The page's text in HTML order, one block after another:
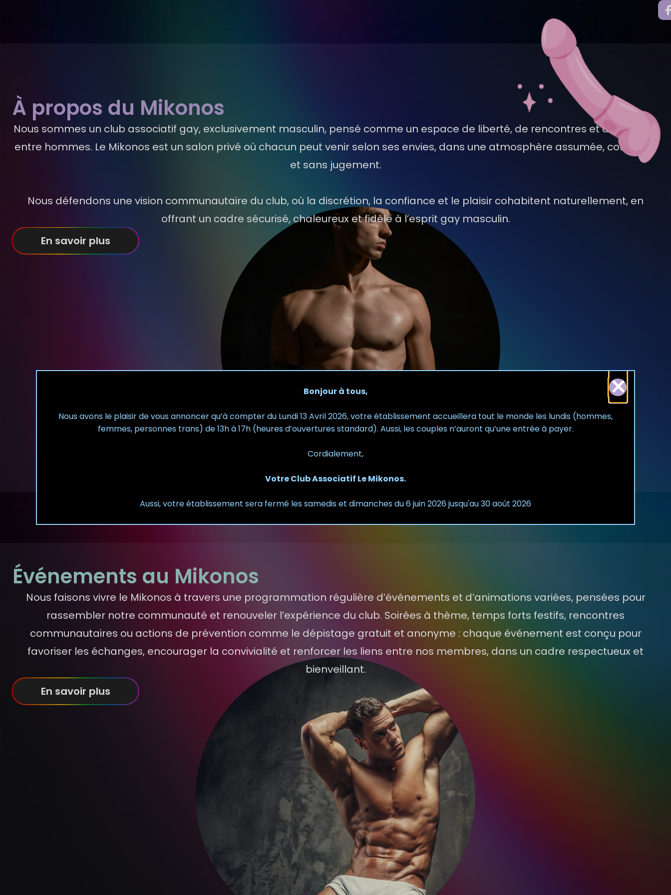
À propos du Mikonos
Nous sommes un club associatif gay, exclusivement masculin, pensé comme un espace de liberté, de rencontres et de respect
entre hommes. Le Mikonos est un salon privé où chacun peut venir selon ses envies, dans une atmosphère assumée, conviviale
et sans jugement.
Nous défendons une vision communautaire du club, où la discrétion, la confiance et le plaisir cohabitent naturellement, en
offrant un cadre sécurisé, chaleureux et fidèle à l’esprit gay masculin.
En savoir plus
Événements au Mikonos
Nous faisons vivre le Mikonos à travers une programmation régulière d’événements et d’animations variées, pensées pour
rassembler notre communauté et renouveler l’expérience du club. Soirées à thème, temps forts festifs, rencontres
communautaires ou actions de prévention comme le dépistage gratuit et anonyme : chaque événement est conçu pour
favoriser les échanges, encourager la convivialité et renforcer les liens entre nos membres, dans un cadre respectueux et
bienveillant.
En savoir plus
Bonjour à tous,
Nous avons le plaisir de vous annoncer qu’à compter du Lundi13 Avril 2026, votre établissement accueillera tout le monde les lundis (hommes,
femmes, personnes trans) de 13h à 17h (heures d’ouvertures standard). Aussi, les couples n’auront qu’une entrée à payer.
Cordialement,
Votre Club Associatif Le Mikonos.
Aussi, votre établissement sera fermé les samedis et dimanches du 6 juin 2026 jusqu'au 30 août 2026
⨯